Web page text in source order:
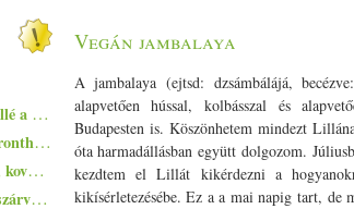
Ezekkel a főételekkel nem nyúlhatsz mellé a hőségben - 5+1 kánikularecept
Egyszerűen elkészíthető ételek - 10+1 elronthatatlan recept kezdő konyhatündéreknek
Zsurek - a lengyelek savanykás ízvilágú, kovászos levese
Pisto, azaz a spanyolok lecsója - egy huszárvágással tesszük laktatóbbá
turmixgép poharába aprítjuk a citromot
(fémmentes) átszűrjük. Poharakba töltjük
Kortyolgatva fogyasztjuk.
kelkáposzta fűszeres
növényi olaj 1 hagyma felkockázva 3
lereszelve (vagy késes aprítóban
gomba kis kockákra vágva 1/­­2 birsalma
gesztenye kis kockákra vágva 50 g aszalt
héja lereszelve 2 x 400 g hámozott
szecsuáni bors 1/­­2 tk creol fűszerkeverék,
tk reszelt szerecsendió 2 cm-es gyömbér
Vegán jambalaya
A jambalaya (ejtsd: dzsámbálájá,
alapvetően hússal, kolbásszal és
Budapesten is. Köszönhetem mindezt
óta harmadállásban együtt dolgozom.
kezdtem el Lillát kikérdezni a
kikísérletezésébe. Ez a a mai napig tart, de